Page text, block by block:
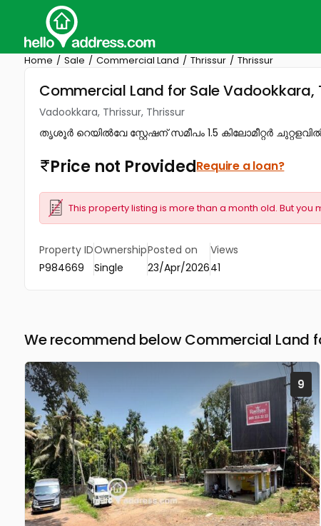
Home Sale Commercial Land Thrissur Thrissur
Commercial Land for Sale Vadookkara,
Vadookkara, Thrissur, Thrissur
തൃശൂർ റെയിൽവേ സ്റ്റേഷന് സമീപം 1.5 കിലോമീറ്റർ
Price not ProvidedRequire a loan?
This property listing is more than a month old. But you
Property ID
P984669
Ownership
Single
Posted on
23/Apr/2026
Views
41
We recommend below Commercial Land
9